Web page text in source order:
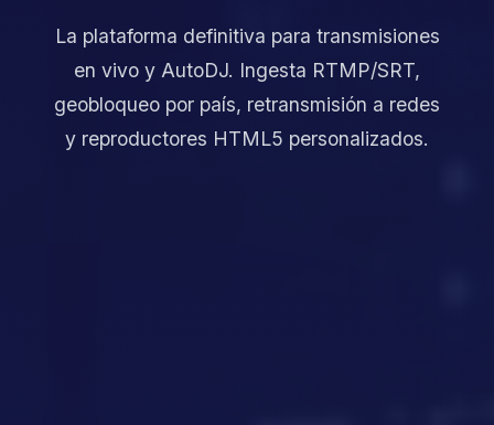
La plataforma definitiva para transmisiones
en vivo y AutoDJ. Ingesta RTMP/SRT,
geobloqueo por país, retransmisión a redes
y reproductores HTML5 personalizados.